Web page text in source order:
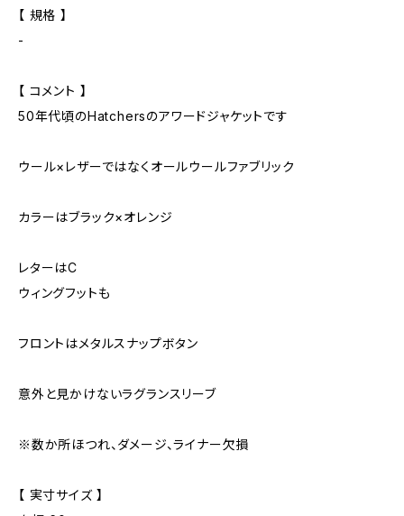
【 規格 】
-
【 コメント 】
50年代頃のHatchersのアワードジャケットです
ウール×レザーではなくオールウールファブリック
カラーはブラック×オレンジ
レターはC
ウィングフットも
フロントはメタルスナップボタン
意外と見かけないラグランスリーブ
※数か所ほつれ、ダメージ、ライナー欠損
【 実寸サイズ 】